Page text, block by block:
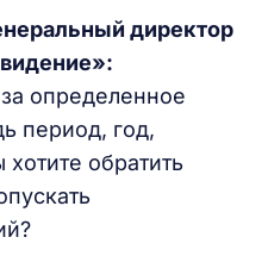
директор
за определенное
период, год,
обратить